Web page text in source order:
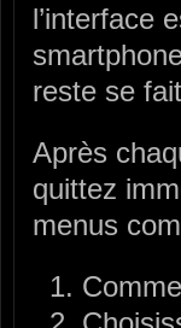
l’interface
reste se
Après
quittez
menus